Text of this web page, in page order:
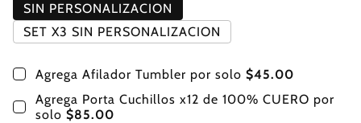
SIN PERSONALIZACION
SET X3 SIN PERSONALIZACION
Agrega Afilador Tumbler por solo $45.00
Agrega Porta Cuchillos x12 de 100% CUERO por
solo $85.00